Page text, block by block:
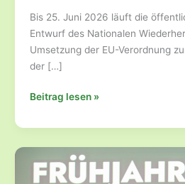
Bis 25. Juni 2026 läuft die
Entwurf des Nationalen
Umsetzung der EU-Verordnung
der […]
Bis
kommentieren
und
Naturschutz
verteidigen:
Beitrag lesen »